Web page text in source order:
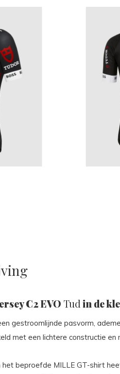
C2 EVO Tud in de
gestroomlijnde pasvorm,
met een lichtere constructie en
beproefde MILLE GT-shirt